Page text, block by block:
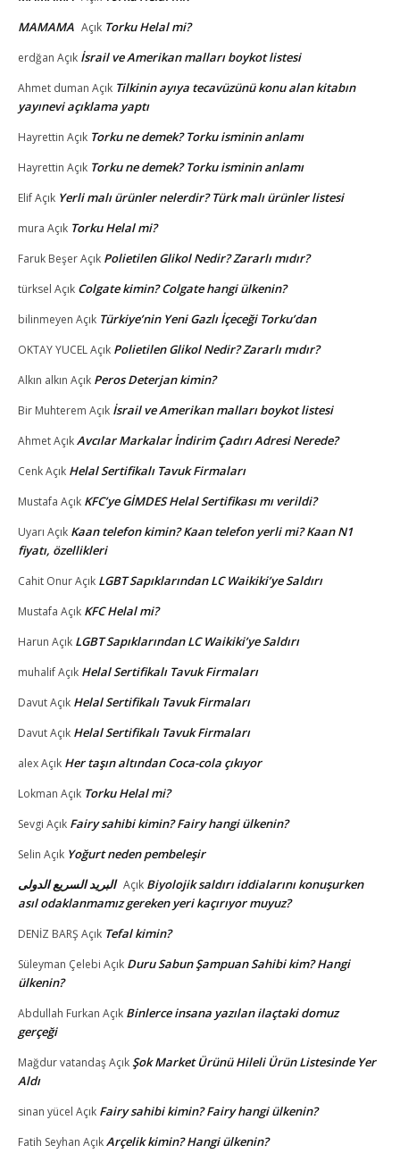
MAMAMA Açık Torku Helal mi?
erdğan Açık İsrail ve Amerikan malları boykot listesi
Ahmet duman Açık Tilkinin ayıya tecavüzünü konu alan kitabın
yayınevi açıklama yaptı
Hayrettin Açık Torku ne demek? Torku isminin anlamı
Hayrettin Açık Torku ne demek? Torku isminin anlamı
ElifAçık Yerli malı ürünler nelerdir? Türk malı ürünler listesi
mura Açık Torku Helal mi?
Faruk BeşerAçık Polietilen Glikol Nedir? Zararlı mıdır?
türksel Açık Colgate kimin? Colgate hangi ülkenin?
bilinmeyen Açık Türkiye’nin Yeni Gazlı İçeceği Torku’dan
OKTAY YUCELAçık Polietilen Glikol Nedir? Zararlı mıdır?
Alkın alkın Açık Peros Deterjan kimin?
Bir Muhterem Açık İsrail ve Amerikan malları boykot listesi
AhmetAçıkAvcılar Markalar İndirim Çadırı Adresi Nerede?
CenkAçık Helal Sertifikalı Tavuk Firmaları
Mustafa Açık KFC’ye GİMDES Helal Sertifikası mı verildi?
Uyarı Açık Kaan telefon kimin? Kaan telefon yerli mi? Kaan N1
fiyatı, özellikleri
Cahit OnurAçık LGBT Sapıklarından LC Waikiki’ye Saldırı
Mustafa Açık KFC Helal mi?
Harun Açık LGBT Sapıklarından LC Waikiki’ye Saldırı
muhalifAçık Helal Sertifikalı Tavuk Firmaları
DavutAçık Helal Sertifikalı Tavuk Firmaları
DavutAçık Helal Sertifikalı Tavuk Firmaları
alexAçık Her taşın altından Coca-cola çıkıyor
Lokman Açık Torku Helal mi?
Sevgi Açık Fairy sahibi kimin? Fairy hangi ülkenin?
Selin Açık Yoğurt neden pembeleşir
البريد السريع الدولى Açık Biyolojik saldırı iddialarını konuşurken
asıl odaklanmamız gereken yeri kaçırıyor muyuz?
DENİZ BARŞ Açık Tefal kimin?
Süleyman Çelebi Açık Duru Sabun Şampuan Sahibi kim? Hangi
ülkenin?
Abdullah Furkan Açık Binlerce insana yazılan ilaçtaki domuz
gerçeği
Mağdur vatandaşAçıkŞok Market Ürünü Hileli Ürün Listesinde Yer
Aldı
sinan yücel Açık Fairy sahibi kimin? Fairy hangi ülkenin?
Fatih Seyhan AçıkArçelik kimin? Hangi ülkenin?